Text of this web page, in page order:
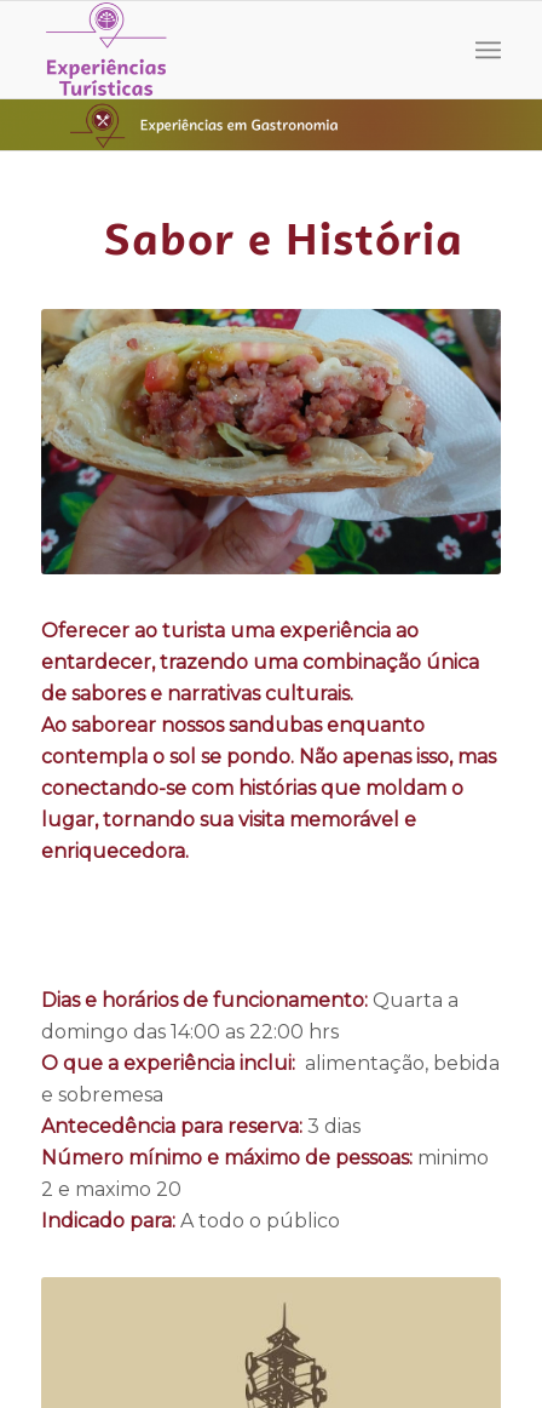
Sabor e História
Oferecer ao turista uma experiência ao
entardecer, trazendo uma combinação única
de sabores e narrativas culturais.
Ao saborear nossos sandubas enquanto
contempla o sol se pondo. Não apenas isso, mas
conectando-se com histórias que moldam o
lugar, tornando sua visita memorável e
enriquecedora.
Dias e horários de funcionamento:Quarta a
domingo das 14:00 as 22:00 hrs
O que a experiência inclui: alimentação, bebida
e sobremesa
Antecedência para reserva: 3 dias
Número mínimo e máximo de pessoas: minimo
2 e maximo 20
Indicado para: A todo o público